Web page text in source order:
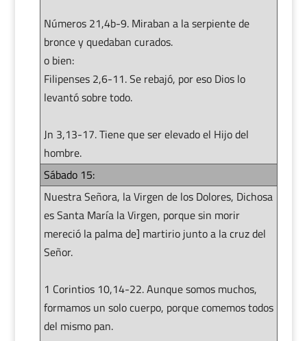
Números 21,4b-9. Miraban a la serpiente de
bronce y quedaban curados.
o bien:
Filipenses 2,6-11. Se rebajó, por eso Dios lo
levantó sobre todo.
Jn 3,13-17. Tiene que ser elevado el Hijo del
hombre.
Sábado 15:
Nuestra Señora, la Virgen de los Dolores, Dichosa
es Santa María la Virgen, porque sin morir
mereció la palma de] martirio junto a la cruz del
Señor.
1 Corintios 10,14-22. Aunque somos muchos,
formamos un solo cuerpo, porque comemos todos
del mismo pan.